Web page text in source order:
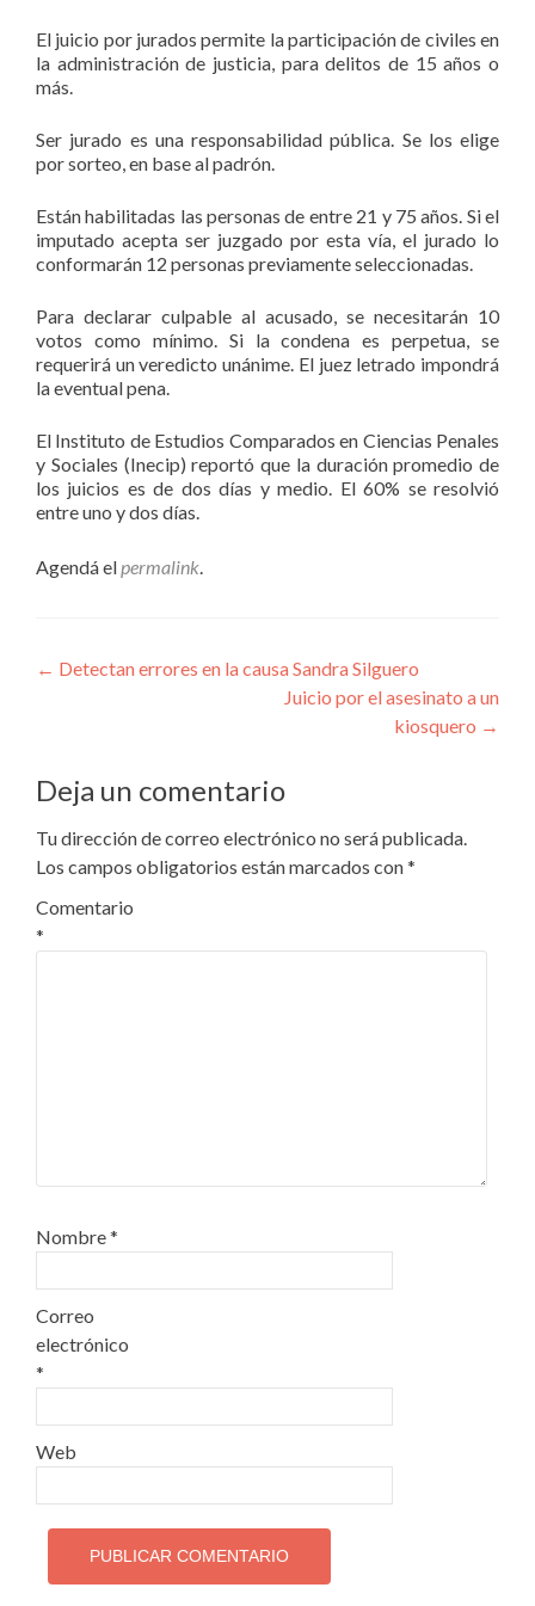
El juicio por jurados permite la participación de civiles en
la administración de justicia, para delitos de 15 años o
más.
Ser jurado es una responsabilidad pública. Se los elige
por sorteo, en base al padrón.
Están habilitadas las personas de entre 21 y 75 años. Si el
imputado acepta ser juzgado por esta vía, el jurado lo
conformarán 12 personas previamente seleccionadas.
Para declarar culpable al acusado, se necesitarán 10
votos como mínimo. Si la condena es perpetua, se
requerirá un veredicto unánime. El juez letrado impondrá
la eventual pena.
El Instituto de Estudios Comparados en Ciencias Penales
y Sociales (Inecip) reportó que la duración promedio de
los juicios es de dos días y medio. El 60% se resolvió
entre uno y dos días.
Agendá elpermalink.
Navegación
← Detectan errores en la causa Sandra Silguero
Juicio por el asesinato a un
kiosquero →
Deja un comentario
Tu dirección de correo electrónico no será publicada.
Los campos obligatorios están marcados con*
Comentario
*
Nombre*
Correo
electrónico
*
Web